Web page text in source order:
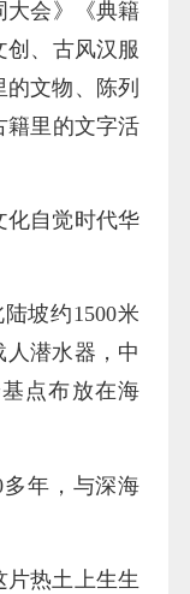
大会》《典籍
创、古风汉服
文物、陈列
籍里的文字活
化自觉时代华
坡约1500米
人潜水器，中
点布放在海
年，与深海
热土上生生